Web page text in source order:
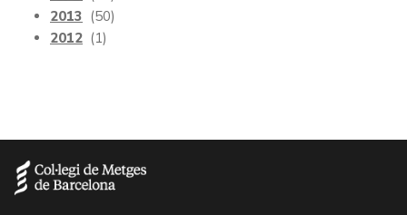
2013 (50)
2012 (1)